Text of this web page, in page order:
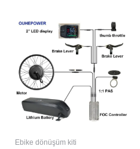
Ebike dönüşüm kiti